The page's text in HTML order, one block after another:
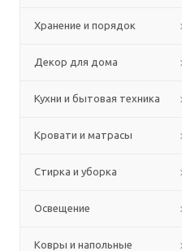
Хранение и порядок
Декор для дома
Кухни и бытовая техника
Кровати и матрасы
Стирка и уборка
Освещение
Ковры и напольные